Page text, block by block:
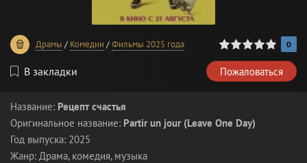
Драмы / Комедии /Фильмы 2025 года
0 1 2 3 0
В закладки Пожаловаться
Название: Рецепт счастья
Оригинальное название: Partir un jour (Leave One Day)
Год выпуска: 2025
Жанр: Драма, комедия, музыка